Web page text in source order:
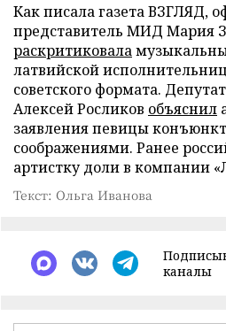
Как писала газета ВЗГЛЯД,
представитель МИД Мария
раскритиковала
латвийской
советского формата.
Алексей Росликов объяснил
заявления певицы
соображениями. Ранее
артистку доли в компании
Текст: Ольга Иванова
каналы